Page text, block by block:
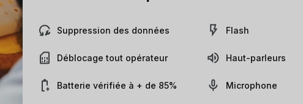
Suppression des données
Déblocage tout opérateur
Batterie vérifiée à + de 85%
Flash
Haut-parleurs
Microphone